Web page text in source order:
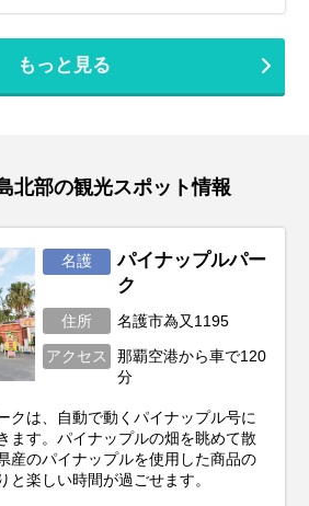
つ情報をギュッとまとめてお届けしま
を実現しましょう。
。 このガイドでは、子連れファミリー
縄旅行を思いっきり楽しむための、計
不安を解消し、笑顔あふれる家族旅行
現しましょう♪
もっと見る
北部の観光スポット情報
名護
パイナップルパー
ク
住所 名護市為又1195
アクセス
那覇空港から車で120
分
クは、自動で動くパイナップル号に
ます。パイナップルの畑を眺めて散
産のパイナップルを使用した商品の
と楽しい時間が過ごせます。